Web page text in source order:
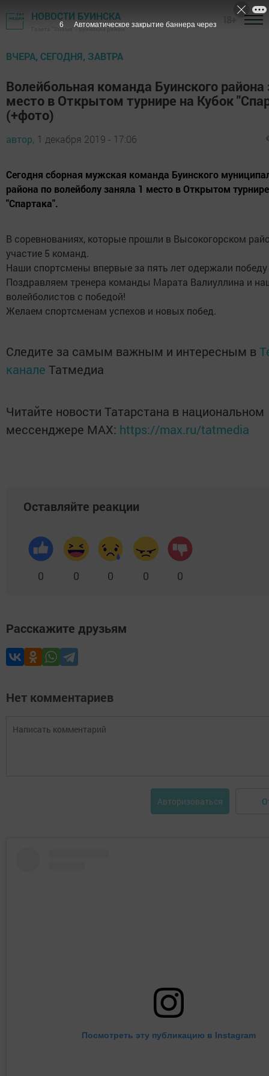
НОВОСТИ БУИНСКА
Газета "Знамя" - Буинский район
ВЧЕРА, СЕГОДНЯ, ЗАВТРА
Волейбольная команда Буинского района
место в Открытом турнире на Кубок
(+фото)
автор, 1 декабря 2019 - 17:06
Сегодня сборная мужская команда Буинского
района по волейболу заняла 1 место в Открытом
"Спартака".
В соревнованиях, которые прошли в Высокогорском
участие 5 команд.
Наши спортсмены впервые за пять лет одержали
Поздравляем тренера команды Марата Валиуллина и
волейболистов с победой!
Желаем спортсменам успехов и новых побед.
Следите за самым важным и интересным в
канале Татмедиа
Читайте новости Татарстана в национальном
мессенджере MАХ: https://max.ru/tatmedia
Оставляйте реакции
0 0 0 0 0
Расскажите друзьям
Нет комментариев
Авторизоваться
Посмотреть эту публикацию в Instagram
5 Автоматическое закрытие баннера через